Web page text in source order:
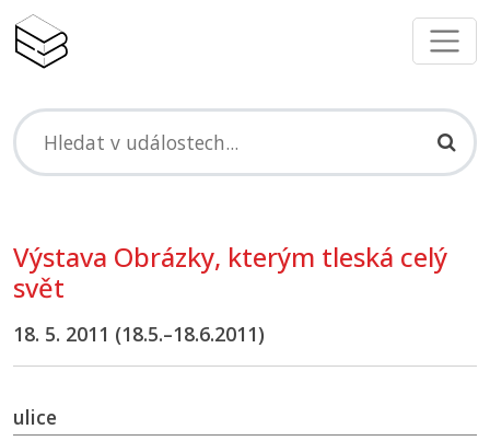
Výstava Obrázky, kterým tleská celý
svět
18. 5. 2011 (18.5.–18.6.2011)
ulice